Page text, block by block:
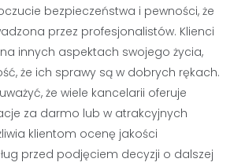
bezpieczeństwa i pewności, że
przez profesjonalistów. Klienci
innych aspektach swojego życia,
że ich sprawy są w dobrych rękach.
że wiele kancelarii oferuje
za darmo lub w atrakcyjnych
klientom ocenę jakości
przed podjęciem decyzji o dalszej